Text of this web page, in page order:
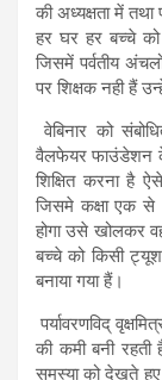
की अध्यक्षता में तथा
हर घर हर बच्चे को
जिसमें पर्वतीय
पर शिक्षक नही हैं
वेबिनार को
वैलफेयर फाउंडेशन
शिक्षित करना है
जिसमे कक्षा एक से
होगा उसे खोलकर
बच्चे को किसी
बनाया गया हैं।
पर्यावरणविद्
की कमी बनी
समस्या को देखते हुए